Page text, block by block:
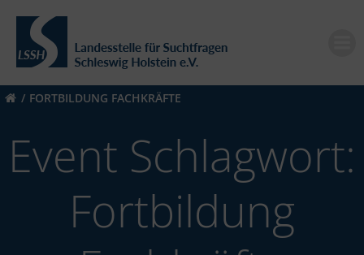
springen
FORTBILDUNG FACHKRÄFTE
Event Schlagwort:
Fortbildung